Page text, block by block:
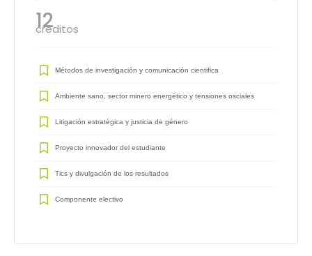
12
créditos
Métodos de investigación y comunicación cientifica
Ambiente sano, sector minero energético y tensiones osciales
Litigación estratégica y justicia de género
Proyecto innovador del estudiante
Tics y divulgación de los resultados
Componente electivo